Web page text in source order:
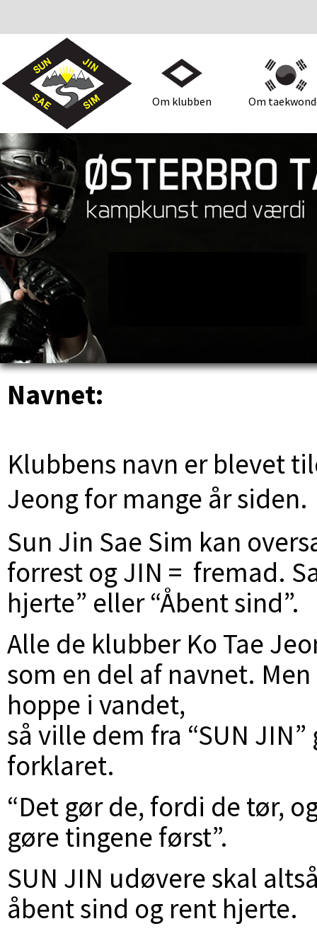
Om klubben Om
Navnet:
Klubbens navn er blevet
Jeong for mange år siden.
Sun Jin Sae Sim kan
forrest og JIN = fremad.
hjerte” eller “Åbent sind”.
Alle de klubber Ko Tae
som en del af navnet.
hoppe i vandet,
så ville dem fra “SUN
forklaret.
“Det gør de, fordi de tør,
gøre tingene først”.
SUN JIN udøvere skal
åbent sind og rent hjerte.